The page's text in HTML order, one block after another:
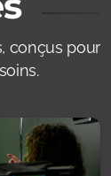
conçus pour